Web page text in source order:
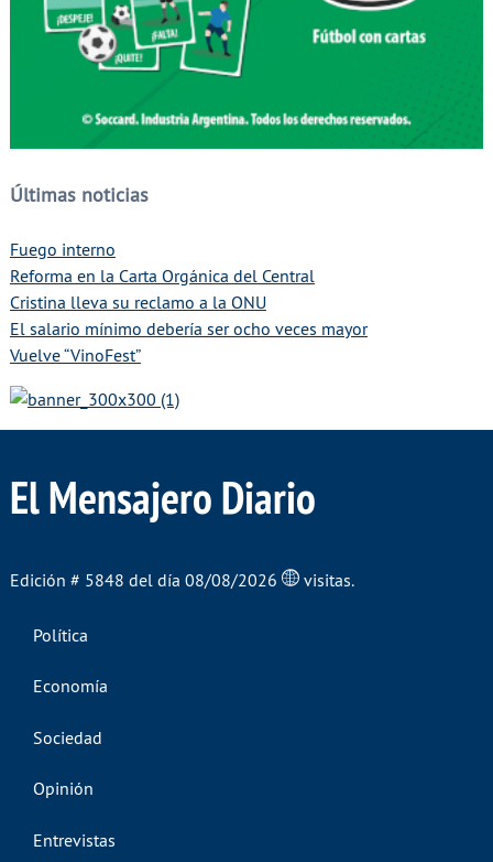
Últimas noticias
Fuego interno
Reforma en la Carta Orgánica del Central
Cristina lleva su reclamo a la ONU
El salario mínimo debería ser ocho veces mayor
Vuelve “VinoFest”
El Mensajero Diario
Edición # 5848 del día 08/08/2026 visitas.
Política
Economía
Sociedad
Opinión
Entrevistas